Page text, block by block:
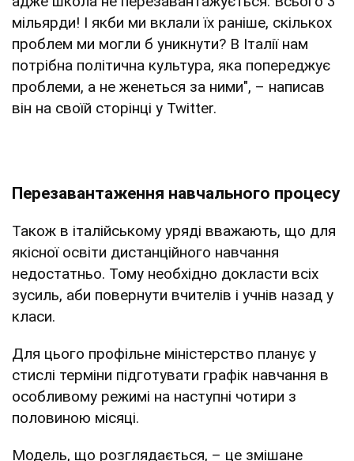
мільярди! І якби ми вклали їх раніше, скількох
проблем ми могли б уникнути? В Італії нам
потрібна політична культура, яка попереджує
проблеми, а не женеться за ними", – написав
він на своїй сторінці у Twitter.
Перезавантаження навчального процесу
Також в італійському уряді вважають, що для
якісної освіти дистанційного навчання
недостатньо. Тому необхідно докласти всіх
зусиль, аби повернути вчителів і учнів назад у
класи.
Для цього профільне міністерство планує у
стислі терміни підготувати графік навчання в
особливому режимі на наступні чотири з
половиною місяці.
Модель, що розглядається, – це змішане